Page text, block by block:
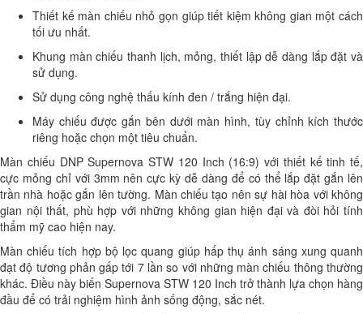
Thiết kế màn chiếu nhỏ gọn giúp tiết kiệm không gian một cách
tối ưu nhất.
Khung màn chiếu thanh lịch, mỏng, thiết lập dễ dàng lắp đặt và
sử dụng.
Sử dụng công nghệ thấu kính đen / trắng hiện đại.
Máy chiếu được gắn bên dưới màn hình, tùy chỉnh kích thước
riêng hoặc chọn một tiêu chuẩn.
Màn chiếu DNP Supernova STW 120 Inch (16:9) với thiết kế tinh tế,
cực mỏng chỉ với 3mm nên cực kỳ dễ dàng để có thể lắp đặt gắn lên
trần nhà hoặc gắn lên tường. Màn chiếu tạo nên sự hài hòa với không
gian nội thất, phù hợp với những không gian hiện đại và đòi hỏi tính
thẩm mỹ cao hiện nay.
Màn chiếu tích hợp bộ lọc quang giúp hấp thụ ánh sáng xung quanh
đạt độ tương phản gấp tới 7 lần so với những màn chiếu thông thường
khác. Điều này biến Supernova STW 120 Inch trở thành lựa chọn hàng
đầu để có trải nghiệm hình ảnh sống động, sắc nét.